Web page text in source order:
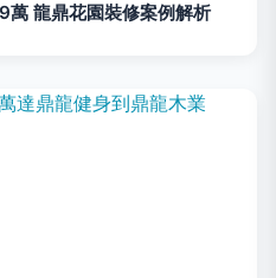
龍鼎花園裝修案例解析